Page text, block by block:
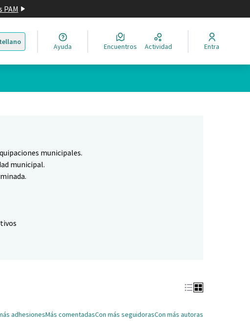
llengua Elegir el idioma
Ayuda Encuentros Actividad Entra
municipales.
municipal.
adhesionesMás comentadasCon más seguidorasCon más autoras